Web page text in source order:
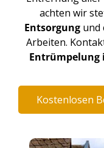
achten wir
Entsorgungund
Arbeiten.
Kostenlosen